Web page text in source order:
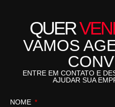
QUER
VAMOS
ENTRE EM CONTATO E
AJUDAR SUA
NOME